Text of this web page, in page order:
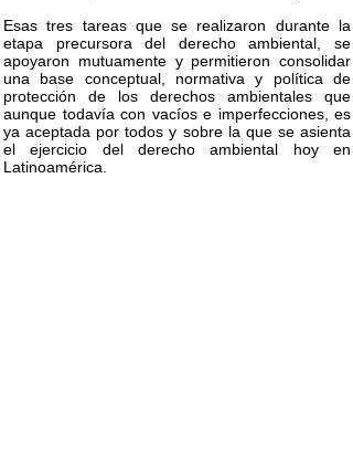
Esas tres tareas que se realizaron durante la
etapa precursora del derecho ambiental, se
apoyaron mutuamente y permitieron consolidar
una base conceptual, normativa y política de
protección de los derechos ambientales que
aunque todavía con vacíos e imperfecciones, es
ya aceptada por todos y sobre la que se asienta
el ejercicio del derecho ambiental hoy en
Latinoamérica.